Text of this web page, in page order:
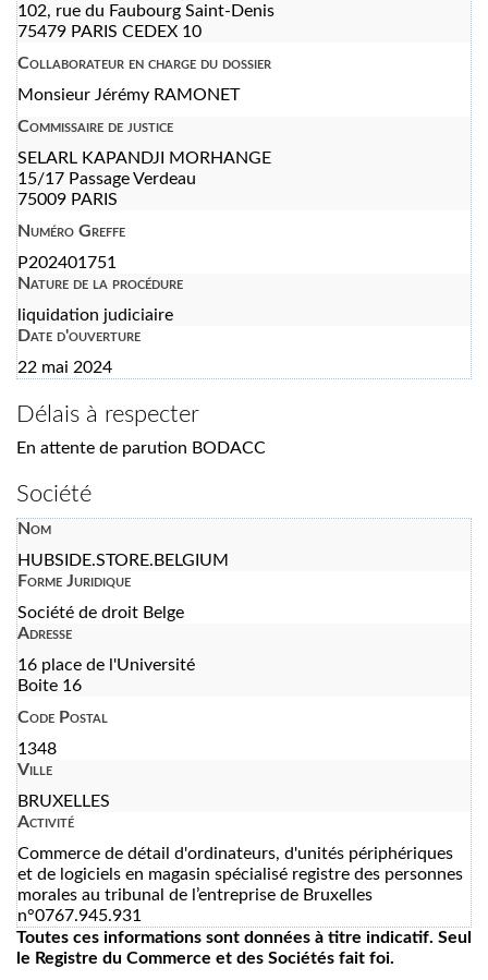
102, rue du Faubourg Saint-Denis
75479 PARIS CEDEX 10
Collaborateur en charge du dossier
Monsieur Jérémy RAMONET
Commissaire de justice
SELARL KAPANDJI MORHANGE
15/17 Passage Verdeau
75009 PARIS
Numéro Greffe
P202401751
Nature de la procédure
liquidation judiciaire
Date d'ouverture
22 mai 2024
Délais à respecter
En attente de parution BODACC
Société
Nom
HUBSIDE.STORE.BELGIUM
Forme Juridique
Société de droit Belge
Adresse
16 place de l'Université
Boite 16
Code Postal
1348
Ville
BRUXELLES
Activité
Commerce de détail d'ordinateurs, d'unités périphériques
et de logiciels en magasin spécialisé registre des personnes
morales au tribunal de l’entreprise de Bruxelles
n°0767.945.931
Toutes ces informations sont données à titre indicatif. Seul
le Registre du Commerce et des Sociétés fait foi.